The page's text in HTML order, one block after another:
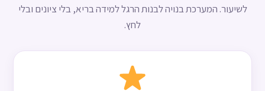
לשיעור. המערכת בנויה לבנות הרגל למידה בריא, בלי ציונים ובלי
לחץ.